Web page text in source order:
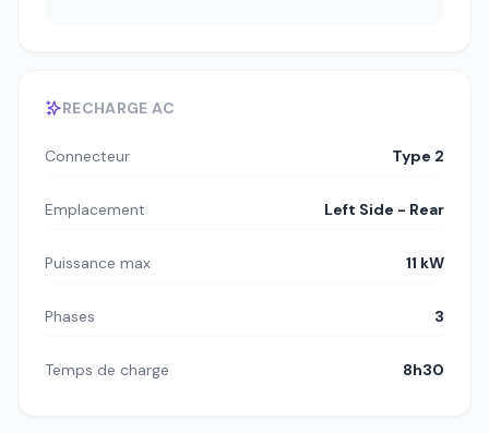
RECHARGE AC
Connecteur Type 2
Emplacement Left Side - Rear
Puissance max 11 kW
Phases 3
Temps de charge 8h30